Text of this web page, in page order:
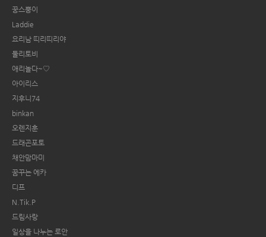
꿍스뿡이
Laddie
요리남 띠리띠리야
둘리토비
애리놀다~♡
아이리스
지후니74
binkan
오렌지훈
드래곤포토
채안맘마미
꿈꾸는 에카
디프
N.Tik.P
드림사랑
일상을 나누는 로안